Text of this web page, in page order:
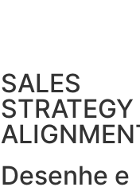
SALES
Desenhe e